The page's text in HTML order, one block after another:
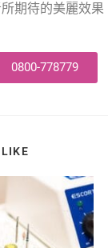
期待的美麗效
0800-778779